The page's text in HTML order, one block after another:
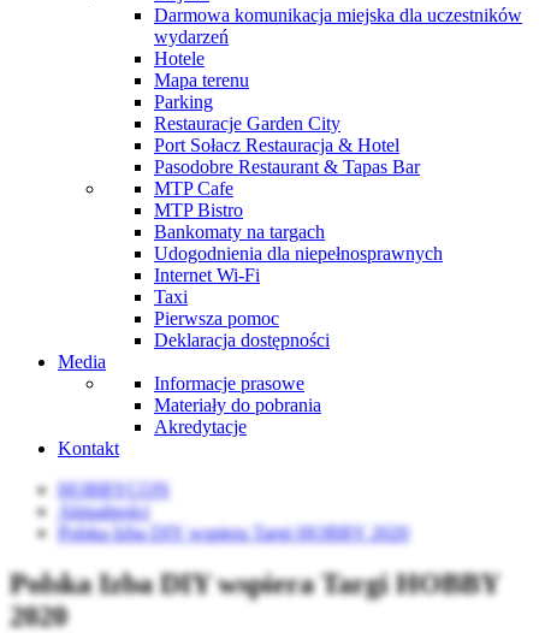
Darmowa komunikacja miejska dla uczestników
wydarzeń
Hotele
Mapa terenu
Parking
Restauracje Garden City
Port Sołacz Restauracja & Hotel
Pasodobre Restaurant & Tapas Bar
MTP Cafe
MTP Bistro
Bankomaty na targach
Udogodnienia dla niepełnosprawnych
Internet Wi-Fi
Taxi
Pierwsza pomoc
Deklaracja dostępności
Media
Informacje prasowe
Materiały do pobrania
Akredytacje
Kontakt
HOBBYCON
Aktualności
Polska Izba DIY wspiera Targi HOBBY 2020
Polska Izba DIY wspiera Targi HOBBY
2020